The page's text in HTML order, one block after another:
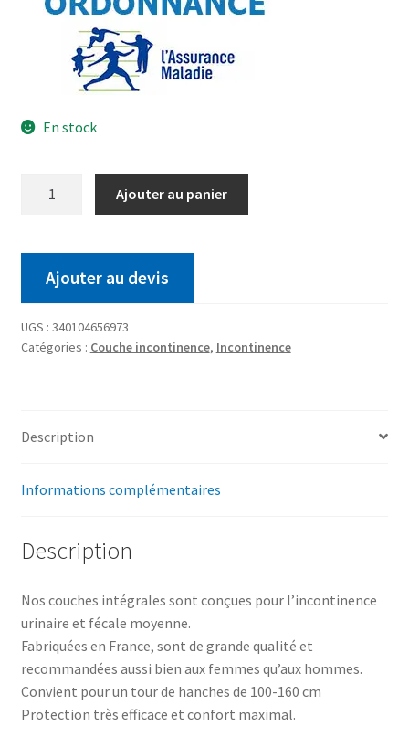
En stock
Ajouter au panier
Ajouter au devis
UGS : 340104656973
Catégories : Couche incontinence, Incontinence
Description
Informations complémentaires
Description
Nos couches intégrales sont conçues pour l’incontinence
urinaire et fécale moyenne.
Fabriquées en France, sont de grande qualité et
recommandées aussi bien aux femmes qu’aux hommes.
Convient pour un tour de hanches de 100-160 cm
Protection très efficace et confort maximal.